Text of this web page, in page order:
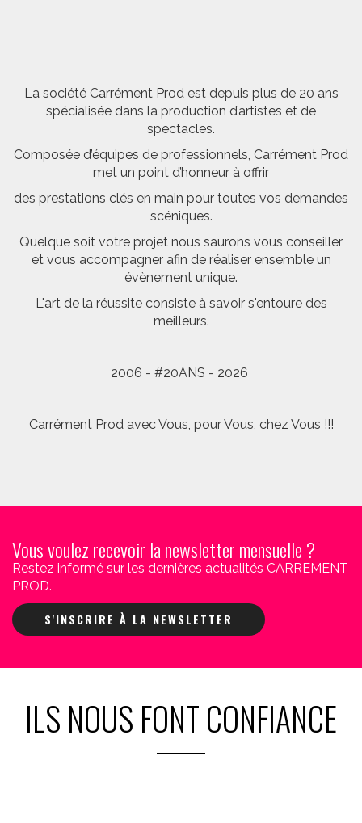
La société Carrément Prod est depuis plus de 20 ans
spécialisée dans la production d’artistes et de
spectacles.
Composée d’équipes de professionnels, Carrément Prod
met un point d’honneur à offrir
des prestations clés en main pour toutes vos demandes
scéniques.
Quelque soit votre projet nous saurons vous conseiller
et vous accompagner afin de réaliser ensemble un
évènement unique.
L'art de la réussite consiste à savoir s'entoure des
meilleurs.
2006 - #20ANS - 2026
Carrément Prod avec Vous, pour Vous, chez Vous !!!
Vous voulez recevoir la newsletter mensuelle ?
Restez informé sur les dernières actualités CARREMENT
PROD.
S'INSCRIRE À LA NEWSLETTER
ILS NOUS FONT CONFIANCE